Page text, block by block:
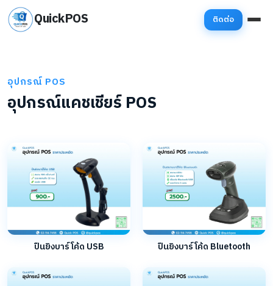
QuickPOS ติดต่อ
อุปกรณ์ POS
อุปกรณ์แคชเชียร์ POS
ปืนยิงบาร์โค้ด USB ปืนยิงบาร์โค้ด Bluetooth